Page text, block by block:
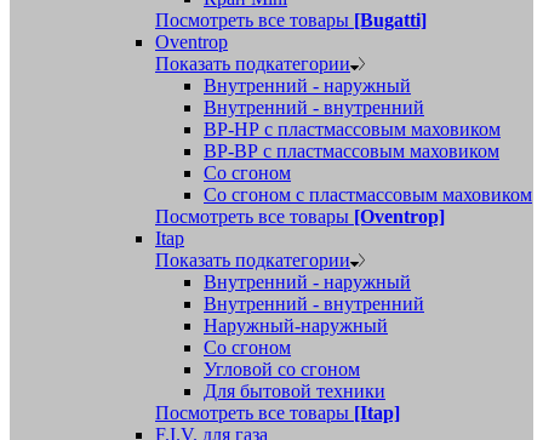
Посмотреть все товары [Bugatti]
Oventrop
Показать подкатегории
Внутренний - наружный
Внутренний - внутренний
ВР-НР с пластмассовым маховиком
ВР-ВР с пластмассовым маховиком
Со сгоном
Со сгоном с пластмассовым маховиком
Посмотреть все товары [Oventrop]
Itap
Показать подкатегории
Внутренний - наружный
Внутренний - внутренний
Наружный-наружный
Со сгоном
Угловой со сгоном
Для бытовой техники
Посмотреть все товары [Itap]
F.I.V. для газа